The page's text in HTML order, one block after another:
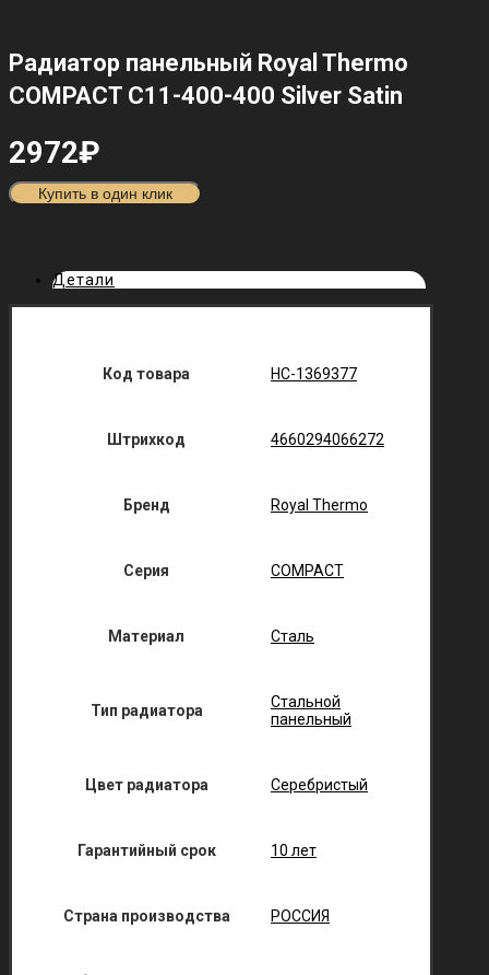
Радиатор панельный Royal Thermo
COMPACT C11-400-400 Silver Satin
2972₽
Купить в один клик
Детали
Код товара НС-1369377
Штрихкод 4660294066272
Бренд Royal Thermo
Серия COMPACT
Материал Сталь
Тип радиатора
Стальной
панельный
Цвет радиатора Серебристый
Гарантийный срок 10 лет
Страна производства РОССИЯ